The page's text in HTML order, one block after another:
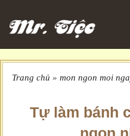
Trang chủ » mon ngon moi
Tự làm bánh